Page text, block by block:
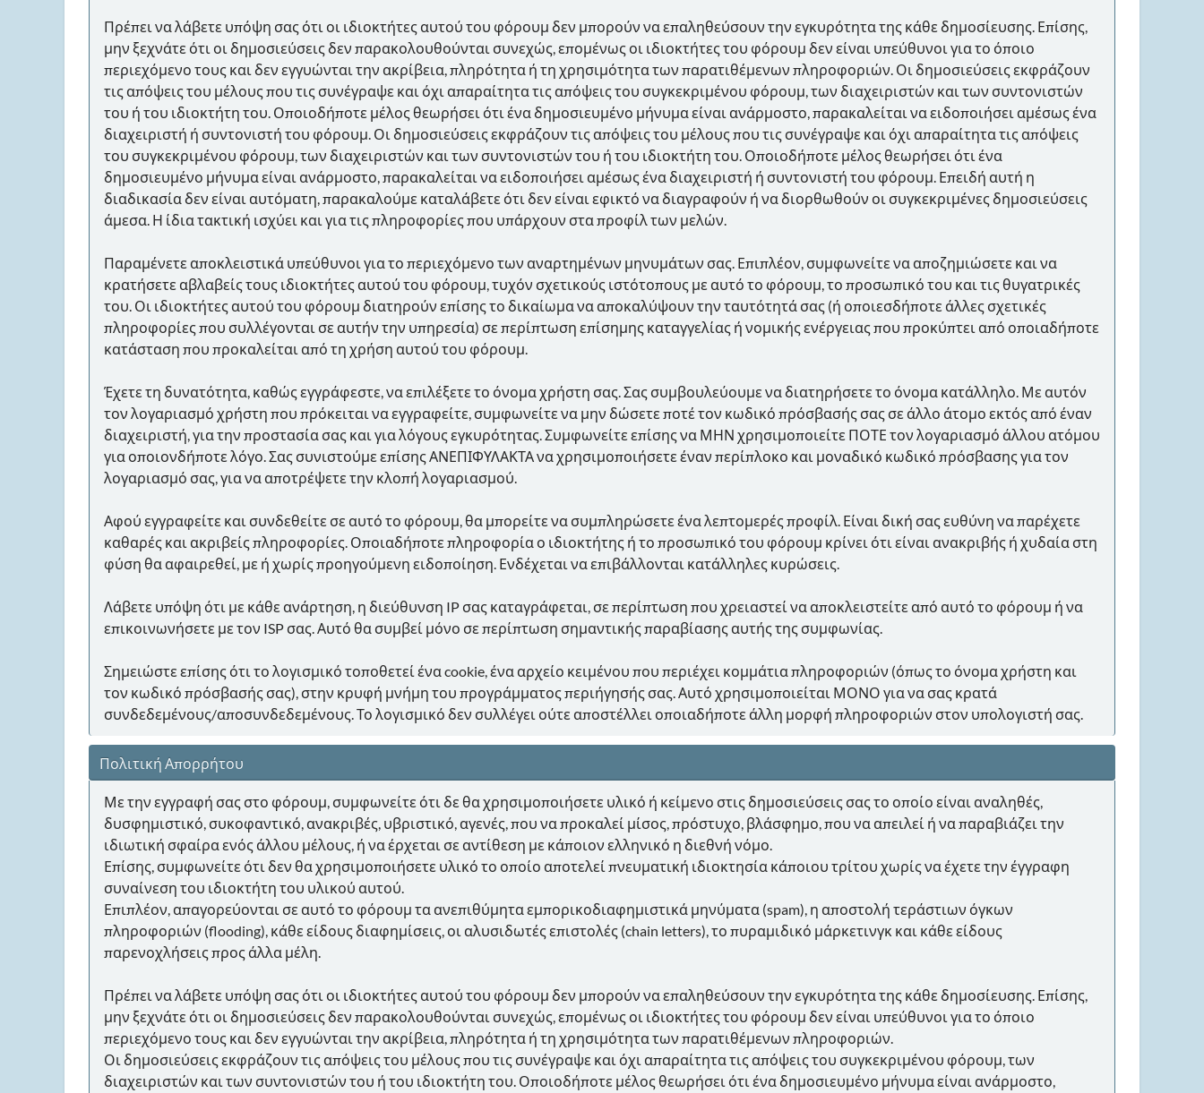
Πρέπει να λάβετε υπόψη σας ότι οι ιδιοκτήτες αυτού του φόρουμ δεν μπορούν να επαληθεύσουν την εγκυρότητα της κάθε δημοσίευσης. Επίσης,
μην ξεχνάτε ότι οι δημοσιεύσεις δεν παρακολουθούνται συνεχώς, επομένως οι ιδιοκτήτες του φόρουμ δεν είναι υπεύθυνοι για το όποιο
περιεχόμενο τους και δεν εγγυώνται την ακρίβεια, πληρότητα ή τη χρησιμότητα των παρατιθέμενων πληροφοριών. Οι δημοσιεύσεις εκφράζουν
τις απόψεις του μέλους που τις συνέγραψε και όχι απαραίτητα τις απόψεις του συγκεκριμένου φόρουμ, των διαχειριστών και των συντονιστών
του ή του ιδιοκτήτη του. Οποιοδήποτε μέλος θεωρήσει ότι ένα δημοσιευμένο μήνυμα είναι ανάρμοστο, παρακαλείται να ειδοποιήσει αμέσως ένα
διαχειριστή ή συντονιστή του φόρουμ. Οι δημοσιεύσεις εκφράζουν τις απόψεις του μέλους που τις συνέγραψε και όχι απαραίτητα τις απόψεις
του συγκεκριμένου φόρουμ, των διαχειριστών και των συντονιστών του ή του ιδιοκτήτη του. Οποιοδήποτε μέλος θεωρήσει ότι ένα
δημοσιευμένο μήνυμα είναι ανάρμοστο, παρακαλείται να ειδοποιήσει αμέσως ένα διαχειριστή ή συντονιστή του φόρουμ. Επειδή αυτή η
διαδικασία δεν είναι αυτόματη, παρακαλούμε καταλάβετε ότι δεν είναι εφικτό να διαγραφούν ή να διορθωθούν οι συγκεκριμένες δημοσιεύσεις
άμεσα. Η ίδια τακτική ισχύει και για τις πληροφορίες που υπάρχουν στα προφίλ των μελών.
Παραμένετε αποκλειστικά υπεύθυνοι για το περιεχόμενο των αναρτημένων μηνυμάτων σας. Επιπλέον, συμφωνείτε να αποζημιώσετε και να
κρατήσετε αβλαβείς τους ιδιοκτήτες αυτού του φόρουμ, τυχόν σχετικούς ιστότοπους με αυτό το φόρουμ, το προσωπικό του και τις θυγατρικές
του. Οι ιδιοκτήτες αυτού του φόρουμ διατηρούν επίσης το δικαίωμα να αποκαλύψουν την ταυτότητά σας (ή οποιεσδήποτε άλλες σχετικές
πληροφορίες που συλλέγονται σε αυτήν την υπηρεσία) σε περίπτωση επίσημης καταγγελίας ή νομικής ενέργειας που προκύπτει από οποιαδήποτε
κατάσταση που προκαλείται από τη χρήση αυτού του φόρουμ.
Έχετε τη δυνατότητα, καθώς εγγράφεστε, να επιλέξετε το όνομα χρήστη σας. Σας συμβουλεύουμε να διατηρήσετε το όνομα κατάλληλο. Με αυτόν
τον λογαριασμό χρήστη που πρόκειται να εγγραφείτε, συμφωνείτε να μην δώσετε ποτέ τον κωδικό πρόσβασής σας σε άλλο άτομο εκτός από έναν
διαχειριστή, για την προστασία σας και για λόγους εγκυρότητας. Συμφωνείτε επίσης να ΜΗΝ χρησιμοποιείτε ΠΟΤΕ τον λογαριασμό άλλου ατόμου
για οποιονδήποτε λόγο. Σας συνιστούμε επίσης ΑΝΕΠΙΦΥΛΑΚΤΑ να χρησιμοποιήσετε έναν περίπλοκο και μοναδικό κωδικό πρόσβασης για τον
λογαριασμό σας, για να αποτρέψετε την κλοπή λογαριασμού.
Αφού εγγραφείτε και συνδεθείτε σε αυτό το φόρουμ, θα μπορείτε να συμπληρώσετε ένα λεπτομερές προφίλ. Είναι δική σας ευθύνη να παρέχετε
καθαρές και ακριβείς πληροφορίες. Οποιαδήποτε πληροφορία ο ιδιοκτήτης ή το προσωπικό του φόρουμ κρίνει ότι είναι ανακριβής ή χυδαία στη
φύση θα αφαιρεθεί, με ή χωρίς προηγούμενη ειδοποίηση. Ενδέχεται να επιβάλλονται κατάλληλες κυρώσεις.
Λάβετε υπόψη ότι με κάθε ανάρτηση, η διεύθυνση IP σας καταγράφεται, σε περίπτωση που χρειαστεί να αποκλειστείτε από αυτό το φόρουμ ή να
επικοινωνήσετε με τον ISP σας. Αυτό θα συμβεί μόνο σε περίπτωση σημαντικής παραβίασης αυτής της συμφωνίας.
Σημειώστε επίσης ότι το λογισμικό τοποθετεί ένα cookie, ένα αρχείο κειμένου που περιέχει κομμάτια πληροφοριών (όπως το όνομα χρήστη και
τον κωδικό πρόσβασής σας), στην κρυφή μνήμη του προγράμματος περιήγησής σας. Αυτό χρησιμοποιείται ΜΟΝΟ για να σας κρατά
συνδεδεμένους/αποσυνδεδεμένους. Το λογισμικό δεν συλλέγει ούτε αποστέλλει οποιαδήποτε άλλη μορφή πληροφοριών στον υπολογιστή σας.
Πολιτική Απορρήτου
Με την εγγραφή σας στο φόρουμ, συμφωνείτε ότι δε θα χρησιμοποιήσετε υλικό ή κείμενο στις δημοσιεύσεις σας το οποίο είναι αναληθές,
δυσφημιστικό, συκοφαντικό, ανακριβές, υβριστικό, αγενές, που να προκαλεί μίσος, πρόστυχο, βλάσφημο, που να απειλεί ή να παραβιάζει την
ιδιωτική σφαίρα ενός άλλου μέλους, ή να έρχεται σε αντίθεση με κάποιον ελληνικό η διεθνή νόμο.
Επίσης, συμφωνείτε ότι δεν θα χρησιμοποιήσετε υλικό το οποίο αποτελεί πνευματική ιδιοκτησία κάποιου τρίτου χωρίς να έχετε την έγγραφη
συναίνεση του ιδιοκτήτη του υλικού αυτού.
Επιπλέον, απαγορεύονται σε αυτό το φόρουμ τα ανεπιθύμητα εμπορικοδιαφημιστικά μηνύματα (spam), η αποστολή τεράστιων όγκων
πληροφοριών (flooding), κάθε είδους διαφημίσεις, οι αλυσιδωτές επιστολές (chain letters), το πυραμιδικό μάρκετινγκ και κάθε είδους
παρενοχλήσεις προς άλλα μέλη.
Πρέπει να λάβετε υπόψη σας ότι οι ιδιοκτήτες αυτού του φόρουμ δεν μπορούν να επαληθεύσουν την εγκυρότητα της κάθε δημοσίευσης. Επίσης,
μην ξεχνάτε ότι οι δημοσιεύσεις δεν παρακολουθούνται συνεχώς, επομένως οι ιδιοκτήτες του φόρουμ δεν είναι υπεύθυνοι για το όποιο
περιεχόμενο τους και δεν εγγυώνται την ακρίβεια, πληρότητα ή τη χρησιμότητα των παρατιθέμενων πληροφοριών.
Οι δημοσιεύσεις εκφράζουν τις απόψεις του μέλους που τις συνέγραψε και όχι απαραίτητα τις απόψεις του συγκεκριμένου φόρουμ, των
διαχειριστών και των συντονιστών του ή του ιδιοκτήτη του. Οποιοδήποτε μέλος θεωρήσει ότι ένα δημοσιευμένο μήνυμα είναι ανάρμοστο,